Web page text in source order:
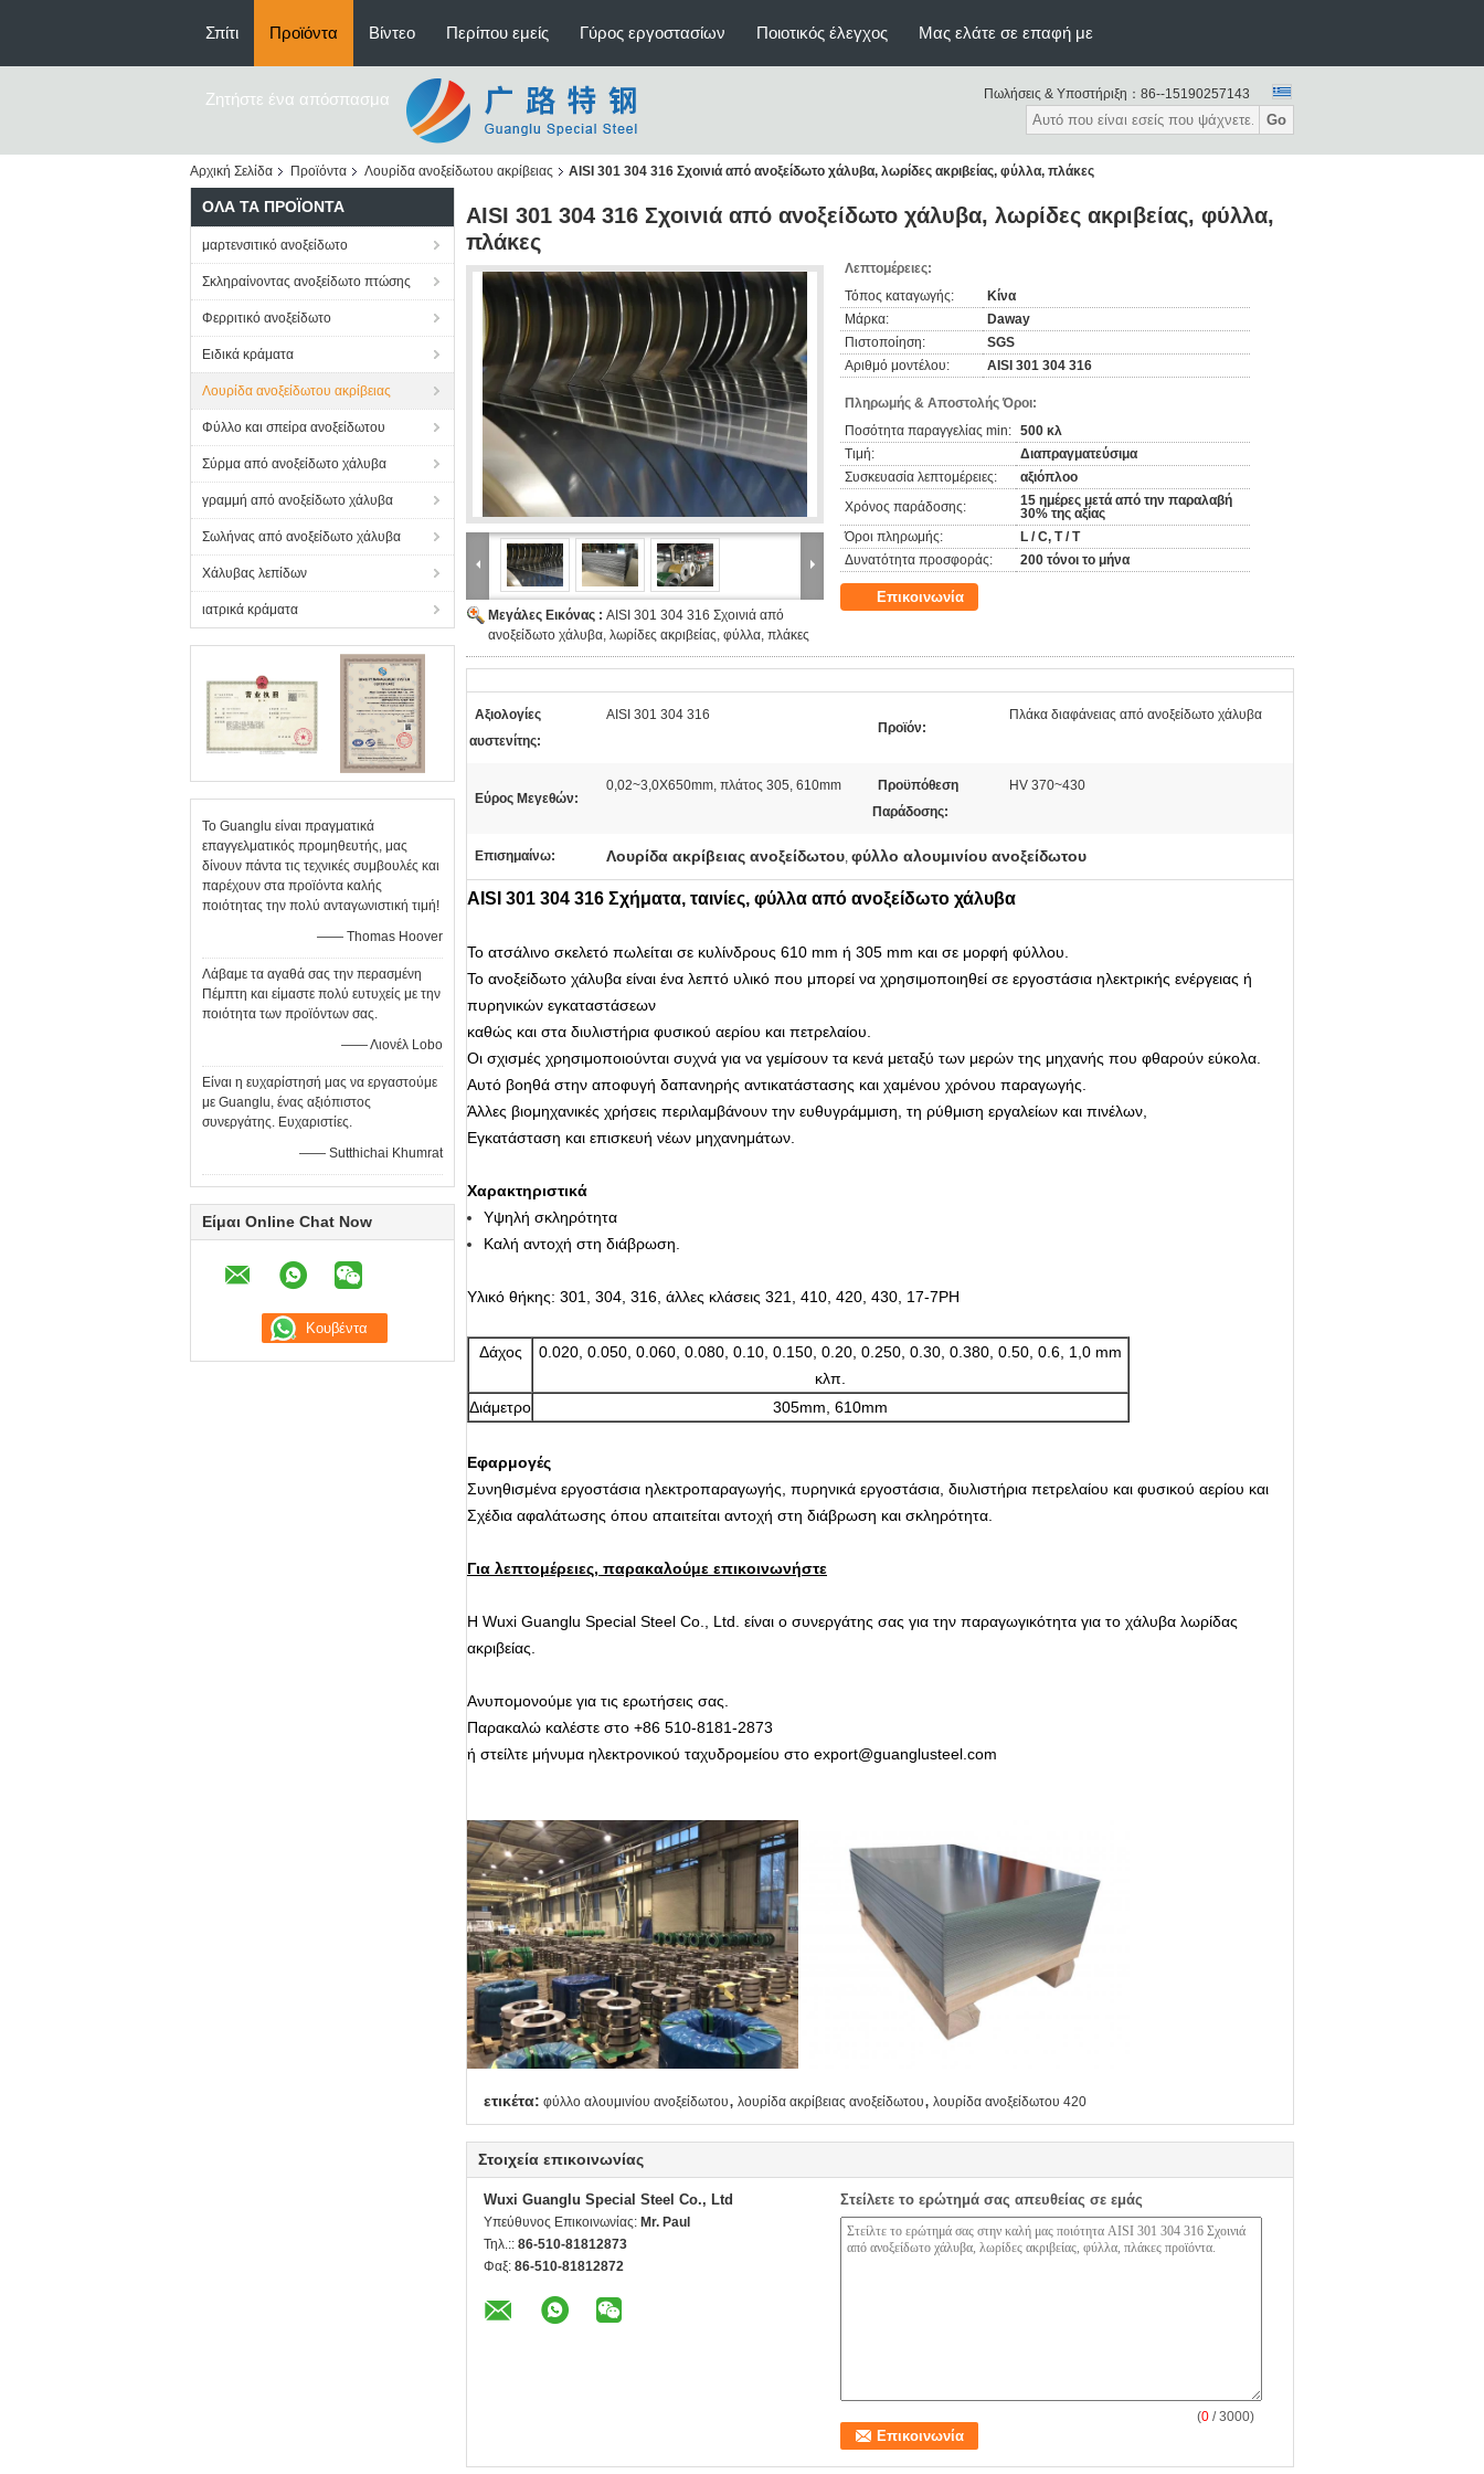
Σπίτι Προϊόντα Βίντεο Περίπου εμείς Γύρος εργοστασίων Ποιοτικός έλεγχος Μας ελάτε σε επαφή με
Ζητήστε ένα απόσπασμα Πωλήσεις & Υποστήριξη： 86--15190257143
Go
Αρχική Σελίδα Προϊόντα Λουρίδα ανοξείδωτου ακρίβειας AISI 301 304 316 Σχοινιά από ανοξείδωτο χάλυβα, λωρίδες ακριβείας, φύλλα, πλάκες
ΌΛΑ ΤΑ ΠΡΟΪΌΝΤΑ
μαρτενσιτικό ανοξείδωτο
Σκληραίνοντας ανοξείδωτο πτώσης
Φερριτικό ανοξείδωτο
Ειδικά κράματα
Λουρίδα ανοξείδωτου ακρίβειας
Φύλλο και σπείρα ανοξείδωτου
Σύρμα από ανοξείδωτο χάλυβα
γραμμή από ανοξείδωτο χάλυβα
Σωλήνας από ανοξείδωτο χάλυβα
Χάλυβας λεπίδων
ιατρικά κράματα
Το Guanglu είναι πραγματικά
επαγγελματικός προμηθευτής, μας
δίνουν πάντα τις τεχνικές συμβουλές και
παρέχουν στα προϊόντα καλής
ποιότητας την πολύ ανταγωνιστική τιμή!
—— Thomas Hoover
Λάβαμε τα αγαθά σας την περασμένη
Πέμπτη και είμαστε πολύ ευτυχείς με την
ποιότητα των προϊόντων σας.
—— Λιονέλ Lobo
Είναι η ευχαρίστησή μας να εργαστούμε
με Guanglu, ένας αξιόπιστος
συνεργάτης. Ευχαριστίες.
—— Sutthichai Khumrat
Είμαι Online Chat Now
AISI 301 304 316 Σχοινιά από ανοξείδωτο χάλυβα, λωρίδες ακριβείας, φύλλα,
πλάκες
Μεγάλες Εικόνας : AISI 301 304 316 Σχοινιά από
ανοξείδωτο χάλυβα, λωρίδες ακριβείας, φύλλα, πλάκες
Λεπτομέρειες:
Τόπος καταγωγής:
Κίνα
Μάρκα:
Daway
Πιστοποίηση:
SGS
Αριθμό μοντέλου:
AISI 301 304 316
Πληρωμής & Αποστολής Όροι:
Ποσότητα παραγγελίας min: 500 κλ
Τιμή:
Διαπραγματεύσιμα
Συσκευασία λεπτομέρειες:
αξιόπλοο
Χρόνος παράδοσης:
15 ημέρες μετά από την παραλαβή
30% της αξίας
Όροι πληρωμής:
L / C, T / T
Δυνατότητα προσφοράς:
200 τόνοι το μήνα
Επικοινωνία
Αξιολογίες
αυστενίτης:
AISI 301 304 316
Προϊόν:
Πλάκα διαφάνειας από ανοξείδωτο χάλυβα
Εύρος Μεγεθών:
0,02~3,0X650mm, πλάτος 305, 610mm
Προϋπόθεση
Παράδοσης:
HV 370~430
Επισημαίνω: Λουρίδα ακρίβειας ανοξείδωτου, φύλλο αλουμινίου ανοξείδωτου
AISI 301 304 316 Σχήματα, ταινίες, φύλλα από ανοξείδωτο χάλυβα
Το ατσάλινο σκελετό πωλείται σε κυλίνδρους 610 mm ή 305 mm και σε μορφή φύλλου.
Το ανοξείδωτο χάλυβα είναι ένα λεπτό υλικό που μπορεί να χρησιμοποιηθεί σε εργοστάσια ηλεκτρικής ενέργειας ή
πυρηνικών εγκαταστάσεων
καθώς και στα διυλιστήρια φυσικού αερίου και πετρελαίου.
Οι σχισμές χρησιμοποιούνται συχνά για να γεμίσουν τα κενά μεταξύ των μερών της μηχανής που φθαρούν εύκολα.
Αυτό βοηθά στην αποφυγή δαπανηρής αντικατάστασης και χαμένου χρόνου παραγωγής.
Άλλες βιομηχανικές χρήσεις περιλαμβάνουν την ευθυγράμμιση, τη ρύθμιση εργαλείων και πινέλων,
Εγκατάσταση και επισκευή νέων μηχανημάτων.
Χαρακτηριστικά
Υψηλή σκληρότητα
Καλή αντοχή στη διάβρωση.
Υλικό θήκης: 301, 304, 316, άλλες κλάσεις 321, 410, 420, 430, 17-7PH
Δάχος
0.020, 0.050, 0.060, 0.080, 0.10, 0.150, 0.20, 0.250, 0.30, 0.380, 0.50, 0.6, 1,0 mm
κλπ.
Διάμετρο
305mm, 610mm
Εφαρμογές
Συνηθισμένα εργοστάσια ηλεκτροπαραγωγής, πυρηνικά εργοστάσια, διυλιστήρια πετρελαίου και φυσικού αερίου και
Σχέδια αφαλάτωσης όπου απαιτείται αντοχή στη διάβρωση και σκληρότητα.
Για λεπτομέρειες, παρακαλούμε επικοινωνήστε
Η Wuxi Guanglu Special Steel Co., Ltd. είναι ο συνεργάτης σας για την παραγωγικότητα για το χάλυβα λωρίδας
ακριβείας.
Ανυπομονούμε για τις ερωτήσεις σας.
Παρακαλώ καλέστε στο +86 510-8181-2873
ή στείλτε μήνυμα ηλεκτρονικού ταχυδρομείου στο export@guanglusteel.com
ετικέτα: φύλλο αλουμινίου ανοξείδωτου, λουρίδα ακρίβειας ανοξείδωτου, λουρίδα ανοξείδωτου 420
Στοιχεία επικοινωνίας
Wuxi Guanglu Special Steel Co., Ltd
Υπεύθυνος Επικοινωνίας: Mr. Paul
Τηλ.:: 86-510-81812873
Φαξ: 86-510-81812872
Στείλετε το ερώτημά σας απευθείας σε εμάς
(0 / 3000)